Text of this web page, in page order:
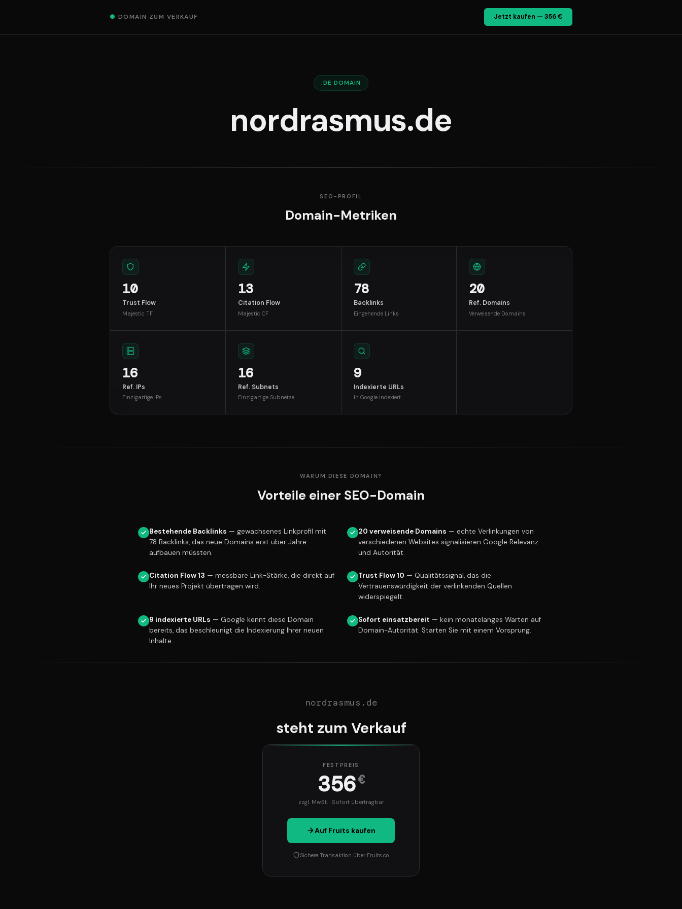
● DOMAIN ZUM VERKAUF Jetzt kaufen — 356 €
.DE DOMAIN
nordrasmus.de
SEO-PROFIL
Domain-Metriken
10
Trust Flow
Majestic TF
13
Citation Flow
Majestic CF
78
Backlinks
Eingehende Links
20
Ref. Domains
Verweisende Domains
16
Ref. IPs
Einzigartige IPs
16
Ref. Subnets
Einzigartige Subnetze
9
Indexierte URLs
In Google indexiert
WARUM DIESE DOMAIN?
Vorteile einer SEO-Domain
Bestehende Backlinks — gewachsenes Linkprofil mit
78 Backlinks, das neue Domains erst über Jahre
aufbauen müssten.
20 verweisende Domains — echte Verlinkungen von
verschiedenen Websites signalisieren Google Relevanz
und Autorität.
Citation Flow 13 — messbare Link-Stärke, die direkt auf
Ihr neues Projekt übertragen wird.
Trust Flow 10 — Qualitätssignal, das die
Vertrauenswürdigkeit der verlinkenden Quellen
widerspiegelt.
9 indexierte URLs — Google kennt diese Domain
bereits, das beschleunigt die Indexierung Ihrer neuen
Inhalte.
Sofort einsatzbereit — kein monatelanges Warten auf
Domain-Autorität. Starten Sie mit einem Vorsprung.
nordrasmus.de
steht zum Verkauf
FESTPREIS
356€
zzgl. MwSt. · Sofort übertragbar
Auf Fruits kaufen
Sichere Transaktion über Fruits.co